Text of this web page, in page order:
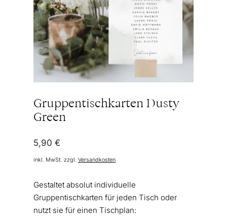
Gruppentischkarten Dusty
Green
5,90 €
inkl. MwSt. zzgl. Versandkosten
Gestaltet absolut individuelle
Gruppentischkarten für jeden Tisch oder
nutzt sie für einen Tischplan: